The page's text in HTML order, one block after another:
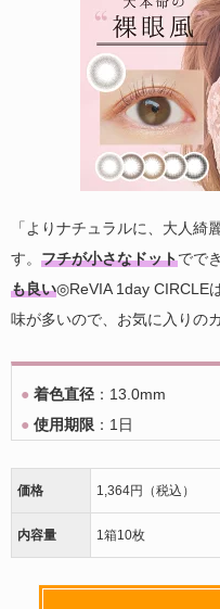
「よりナチュラルに、大人
す。 フチが小さなドットでで
も良い◎ReVIA 1day CIRCLE
味が多いので、お気に入りの
● 着色直径 ：13.0mm
● 使用期限 ：1日
価格 1,364円（税込）
内容量 1箱10枚